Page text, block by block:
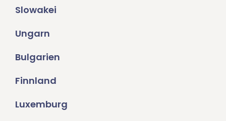
Slowakei
Ungarn
Bulgarien
Finnland
Luxemburg